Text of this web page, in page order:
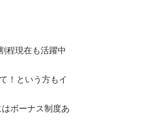
程現在も活躍中
！という方もイ
ボーナス制度あ